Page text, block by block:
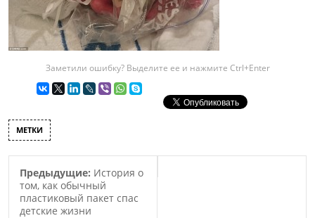
Заметили ошибку? Выделите ее и нажмите Ctrl+Enter
МЕТКИ
Предыдущие: История о
том, как обычный
пластиковый пакет спас
детские жизни